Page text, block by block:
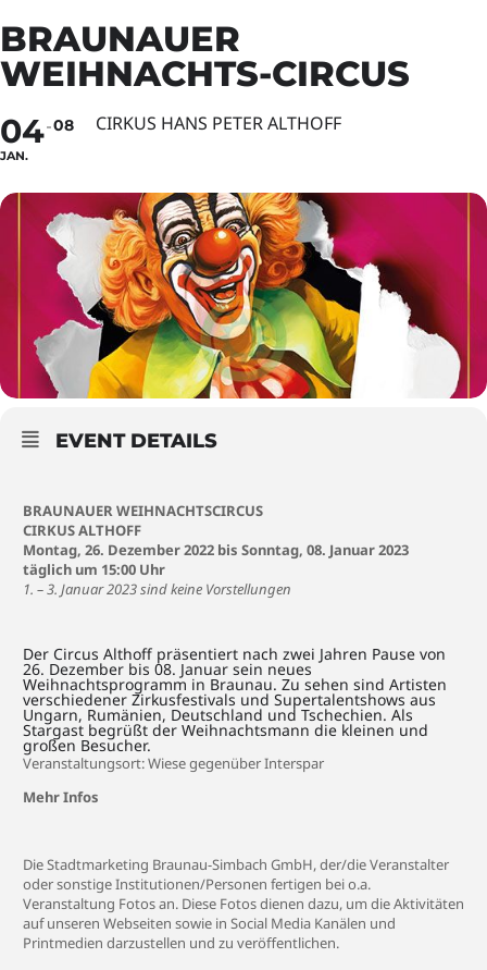
BRAUNAUER
WEIHNACHTS-CIRCUS
04
JAN.
08 CIRKUS HANS PETER ALTHOFF
EVENT DETAILS
BRAUNAUER WEIHNACHTSCIRCUS
CIRKUS ALTHOFF
Montag, 26. Dezember 2022 bis Sonntag, 08. Januar 2023
täglich um 15:00 Uhr
1. – 3. Januar 2023 sind keine Vorstellungen
Der Circus Althoff präsentiert nach zwei Jahren Pause von
26. Dezember bis 08. Januar sein neues
Weihnachtsprogramm in Braunau. Zu sehen sind Artisten
verschiedener Zirkusfestivals und Supertalentshows aus
Ungarn, Rumänien, Deutschland und Tschechien. Als
Stargast begrüßt der Weihnachtsmann die kleinen und
großen Besucher.
Veranstaltungsort: Wiese gegenüber Interspar
Mehr Infos
Die Stadtmarketing Braunau-Simbach GmbH, der/die Veranstalter
oder sonstige Institutionen/Personen fertigen bei o.a.
Veranstaltung Fotos an. Diese Fotos dienen dazu, um die Aktivitäten
auf unseren Webseiten sowie in Social Media Kanälen und
Printmedien darzustellen und zu veröffentlichen.